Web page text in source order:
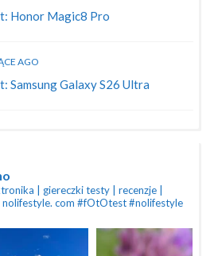
Honor Magic8 Pro
AGO
Samsung Galaxy S26 Ultra
| giereczkitesty | recenzje |
com #fOtOtest #nolifestyle